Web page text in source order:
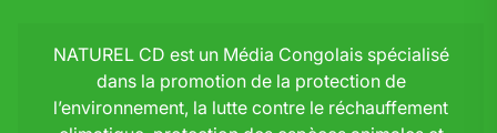
NATUREL CD est un Média Congolais spécialisé
dans la promotion de la protection de
l’environnement, la lutte contre le réchauffement